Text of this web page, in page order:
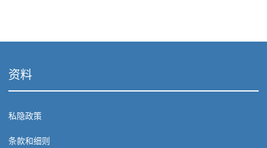
资料
私隐政策
条款和细则